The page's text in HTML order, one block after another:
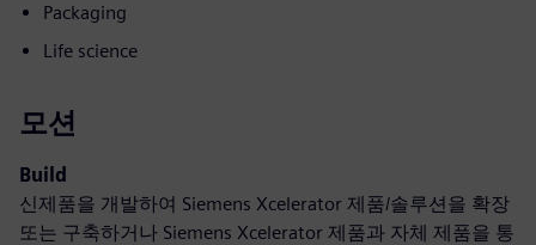
Packaging
Life science
모션
Build
신제품을 개발하여 Siemens Xcelerator 제품/솔루션을 확장
또는 구축하거나 Siemens Xcelerator 제품과 자체 제품을 통